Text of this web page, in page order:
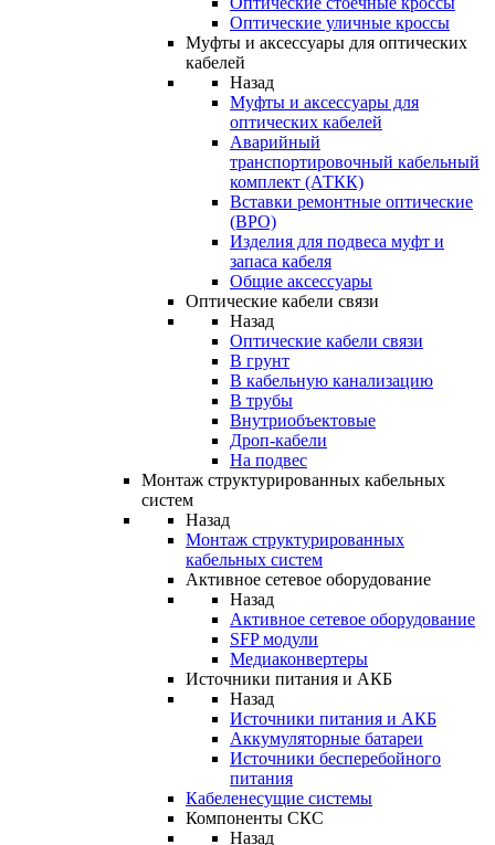
Оптические уличные кроссы
Муфты и аксессуары для оптических
кабелей
Назад
Муфты и аксессуары для
оптических кабелей
Аварийный
транспортировочный кабельный
комплект (АТКК)
Вставки ремонтные оптические
(ВРО)
Изделия для подвеса муфт и
запаса кабеля
Общие аксессуары
Оптические кабели связи
Назад
Оптические кабели связи
В грунт
В кабельную канализацию
В трубы
Внутриобъектовые
Дроп-кабели
На подвес
Монтаж структурированных кабельных
систем
Назад
Монтаж структурированных
кабельных систем
Активное сетевое оборудование
Назад
Активное сетевое оборудование
SFP модули
Медиаконвертеры
Источники питания и АКБ
Назад
Источники питания и АКБ
Аккумуляторные батареи
Источники бесперебойного
питания
Кабеленесущие системы
Компоненты СКС
Назад